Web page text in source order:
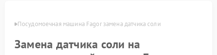
Посудомоечная машина Fagor замена датчика соли
Замена датчика соли на